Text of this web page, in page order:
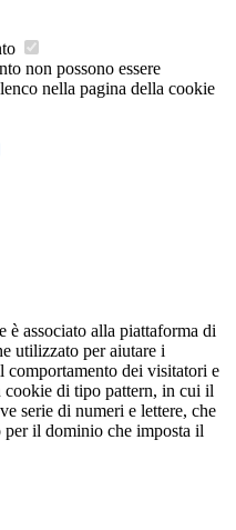
non possono essere
nella pagina della cookie
è associato alla piattaforma di
utilizzato per aiutare i
dei visitatori e
cookie di tipo pattern, in cui il
serie di numeri e lettere, che
il dominio che imposta il